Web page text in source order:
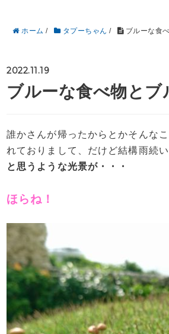
ホーム / タプーちゃん / ブルーな食
2022.11.19
ブルーな食べ物とブ
誰かさんが帰ったからとかそんな
れておりまして、だけど結構雨続い
と思うような光景が・・・
ほらね！